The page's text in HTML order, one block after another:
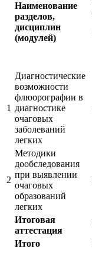
Наименование
разделов,
дисциплин
(модулей)
1
Диагностические
возможности
флюорографии в
диагностике
очаговых
заболеваний
легких
2
Методики
дообследования
при выявлении
очаговых
образований
легких
Итоговая
аттестация
Итого